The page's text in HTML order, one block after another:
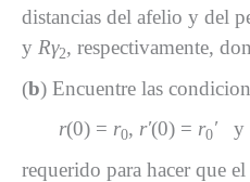
distancias del afelio y del
y Rγ2, respectivamente,
(b) Encuentre las
r(0) = r0, r′(0) = r0′y
requerido para hacer que